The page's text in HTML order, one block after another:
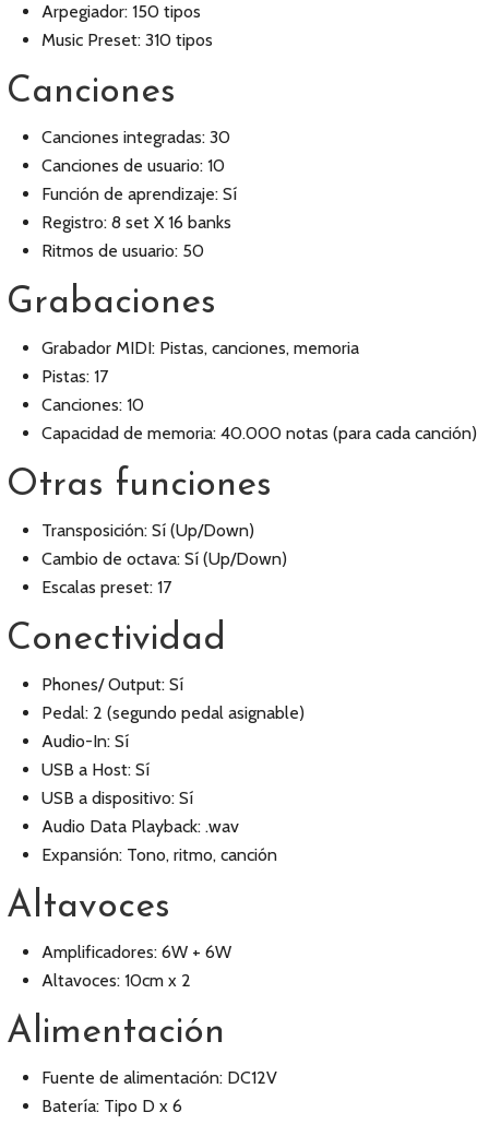
Arpegiador: 150 tipos
Music Preset: 310 tipos
Canciones
Canciones integradas: 30
Canciones de usuario: 10
Función de aprendizaje: Sí
Registro: 8 set X 16 banks
Ritmos de usuario: 50
Grabaciones
Grabador MIDI: Pistas, canciones, memoria
Pistas: 17
Canciones: 10
Capacidad de memoria: 40.000 notas (para cada canción)
Otras funciones
Transposición: Sí (Up/Down)
Cambio de octava: Sí (Up/Down)
Escalas preset: 17
Conectividad
Phones/ Output: Sí
Pedal: 2 (segundo pedal asignable)
Audio-In: Sí
USB a Host: Sí
USB a dispositivo: Sí
Audio Data Playback: .wav
Expansión: Tono, ritmo, canción
Altavoces
Amplificadores: 6W + 6W
Altavoces: 10cm x 2
Alimentación
Fuente de alimentación: DC12V
Batería: Tipo D x 6